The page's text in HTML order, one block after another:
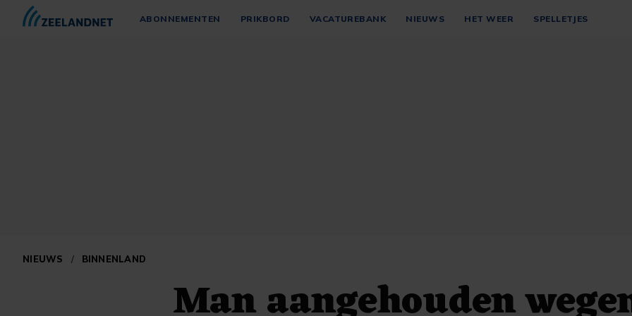
ABONNEMENTEN PRIKBORD VACATUREBANK NIEUWS HET WEER SPELLETJES
NIEUWS / BINNENLAND